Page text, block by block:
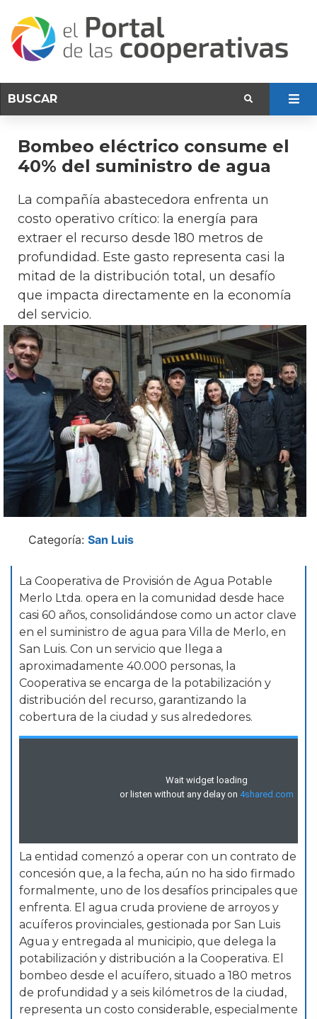
Bombeo eléctrico consume el
40% del suministro de agua
La compañía abastecedora enfrenta un
costo operativo crítico: la energía para
extraer el recurso desde 180 metros de
profundidad. Este gasto representa casi la
mitad de la distribución total, un desafío
que impacta directamente en la economía
del servicio.
Categoría: San Luis
La Cooperativa de Provisión de Agua Potable
Merlo Ltda. opera en la comunidad desde hace
casi 60 años, consolidándose como un actor clave
en el suministro de agua para Villa de Merlo, en
San Luis. Con un servicio que llega a
aproximadamente 40.000 personas, la
Cooperativa se encarga de la potabilización y
distribución del recurso, garantizando la
cobertura de la ciudad y sus alrededores.
La entidad comenzó a operar con un contrato de
concesión que, a la fecha, aún no ha sido firmado
formalmente, uno de los desafíos principales que
enfrenta. El agua cruda proviene de arroyos y
acuíferos provinciales, gestionada por San Luis
Agua y entregada al municipio, que delega la
potabilización y distribución a la Cooperativa. El
bombeo desde el acuífero, situado a 180 metros
de profundidad y a seis kilómetros de la ciudad,
representa un costo considerable, especialmente